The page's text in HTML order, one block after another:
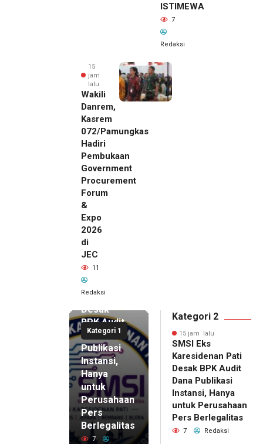
ISTIMEWA
7
Redaksi
15
jam
lalu
Wakili
Danrem,
Kasrem
072/Pamungkas
Hadiri
Pembukaan
Government
Procurement
Forum
&
Expo
2026
di
JEC
11
Redaksi
Kategori 1
15 jam lalu
SMSI Eks
Karesidenan
Pati
Desak
BPK Audit
Dana
Publikasi
Instansi,
Hanya
untuk
Perusahaan
Pers
Berlegalitas
7
15 jam lalu
Ketum
DPP
Kategori 2
15 jam lalu
SMSI Eks
Karesidenan Pati
Desak BPK Audit
Dana Publikasi
Instansi, Hanya
untuk Perusahaan
Pers Berlegalitas
7 Redaksi